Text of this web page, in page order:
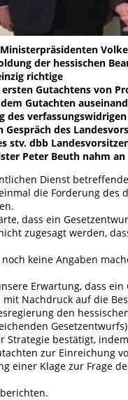
der hessischen
richtige
Gutachtens von
Gutachten
des
des
stv. dbb
Peter Beuth nahm an
Dienst
die Forderung des
dass ein
zugesagt werden,
keine Angaben
Erwartung, dass
Nachdruck auf die
den
Strategie bestätigt,
zur Einreichung
einer Klage zur Frage